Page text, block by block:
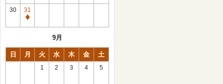
館
日
30
31
休
9月
日 月 火 水 木 金 土
1 2 3 4 5